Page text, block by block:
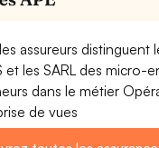
assureurs distinguent
et les SARL des micro-
dans le métier
de vues